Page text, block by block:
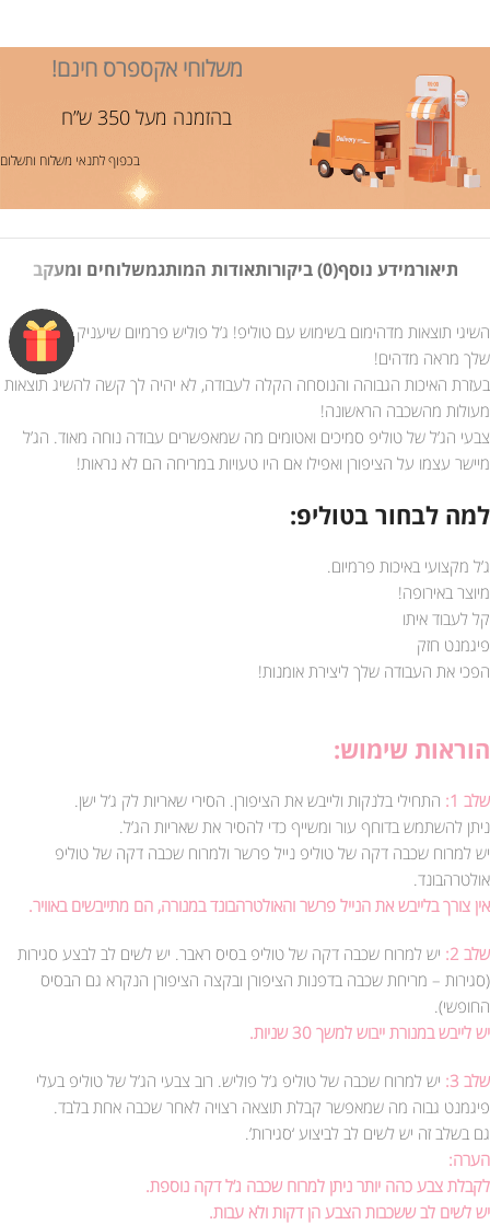
משלוחי אקספרס חינם!
בהזמנה מעל 350 ש”ח
בכפוף לתנאי משלוח ותשלום
תיאורמידע נוסף(0) ביקורות אודות המותגמשלוחים ומעקב
השיגי תוצאות מדהימום בשימוש עם טוליפ! ג’ל פוליש פרמיום שיעניק לציפורניים
שלך מראה מדהים!
בעזרת האיכות הגבוהה והנוסחה הקלה לעבודה, לא יהיה לך קשה להשיג תוצאות
מעולות מהשכבה הראשונה!
צבעי הג’ל של טוליפ סמיכים ואטומים מה שמאפשרים עבודה נוחה מאוד. הג’ל
מיישר עצמו על הציפורן ואפילו אם היו טעויות במריחה הם לא נראות!
למה לבחור בטוליפ:
ג’ל מקצועי באיכות פרמיום.
מיוצר באירופה!
קל לעבוד איתו
פיגמנט חזק
הפכי את העבודה שלך ליצירת אומנות!
הוראות שימוש:
שלב 1:
התחילי בלנקות ולייבש את הציפורן. הסירי שאריות לק ג’ל ישן.
ניתן להשתמש בדוחף עור ומשייף כדי להסיר את שאריות הג’ל.
יש למרוח שכבה דקה של טוליפ נייל פרשר ולמרוח שכבה דקה של טוליפ
אולטרהבונד.
אין צורך בלייבש את הנייל פרשר והאולטרהבונד במנורה, הם מתייבשים באוויר.
שלב 2:
יש למרוח שכבה דקה של טוליפ בסיס ראבר. יש לשים לב לבצע סגירות
(סגירות – מריחת שכבה בדפנות הציפורן ובקצה הציפורן הנקרא גם הבסיס
החופשי).
יש לייבש במנורת ייבוש למשך 30 שניות.
שלב 3:
יש למרוח שכבה של טוליפ ג’ל פוליש. רוב צבעי הג’ל של טוליפ בעלי
פיגמנט גבוה מה שמאפשר קבלת תוצאה רצויה לאחר שכבה אחת בלבד.
גם בשלב זה יש לשים לב לביצוע ‘סגירות’.
הערה:
לקבלת צבע כהה יותר ניתן למרוח שכבה ג’ל דקה נוספת.
יש לשים לב ששכבות הצבע הן דקות ולא עבות.